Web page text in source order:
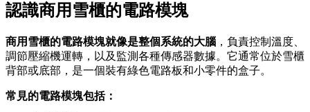
認識商用雪櫃的電路模塊
商用雪櫃的電路模塊就像是整個系統的大腦 ，負責控制溫度、
調節壓縮機運轉，以及監測各種傳感器數據。它通常位於雪櫃
背部或底部，是一個裝有綠色電路板和小零件的盒子。
常見的電路模塊包括：